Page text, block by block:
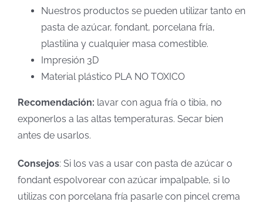
Nuestros productos se pueden utilizar tanto en
pasta de azúcar, fondant, porcelana fría,
plastilina y cualquier masa comestible.
Impresión 3D
Material plástico PLA NO TOXICO
Recomendación: lavar con agua fría o tibia, no
exponerlos a las altas temperaturas. Secar bien
antes de usarlos.
Consejos: Si los vas a usar con pasta de azúcar o
fondant espolvorear con azúcar impalpable, si lo
utilizas con porcelana fría pasarle con pincel crema